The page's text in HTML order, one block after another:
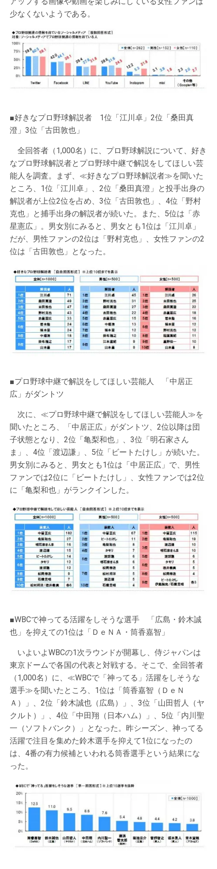
少なくないようである。
■好きなプロ野球解説者 1位「江川卓」2位「桑田真
澄」3位「古田敦也」
全回答者（1,000名）に、プロ野球解説について、好き
なプロ野球解説者とプロ野球中継で解説をしてほしい芸
能人を調査。まず、≪好きなプロ野球解説者≫を聞いた
ところ、1位「江川卓」、2位「桑田真澄」と投手出身の
解説者が上位2位を占め、3位「古田敦也」、4位「野村
克也」と捕手出身の解説者が続いた。また、5位は「赤
星憲広」。男女別にみると、男女とも1位は「江川卓」
だが、男性ファンの2位は「野村克也」、女性ファンの2
位は「古田敦也」となった。
■プロ野球中継で解説をしてほしい芸能人 「中居正
広」がダントツ
次に、≪プロ野球中継で解説をしてほしい芸能人≫を
聞いたところ、「中居正広」がダントツ、2位以降は団
子状態となり、2位「亀梨和也」、3位「明石家さん
ま」、4位「渡辺謙」、5位「ビートたけし」が続いた。
男女別にみると、男女とも1位は「中居正広」で、男性
ファンでは2位に「ビートたけし」、女性ファンでは2位
に「亀梨和也」がランクインした。
■WBCで神ってる活躍をしそうな選手 「広島・鈴木誠
也」を抑えての1位は「ＤｅＮＡ・筒香嘉智」
いよいよWBCの1次ラウンドが開幕し、侍ジャパンは
東京ドームで各国の代表と対戦する。そこで、全回答者
（1,000名）に、≪WBCで「神ってる」活躍をしそうな
選手≫を聞いたところ、1位は「筒香嘉智（ＤｅＮ
Ａ）」、2位「鈴木誠也（広島）」、3位「山田哲人（ヤ
クルト）」、4位「中田翔（日本ハム）」、5位「内川聖
一（ソフトバンク）」となった。昨シーズン、神ってる
活躍で注目を集めた鈴木選手を抑えて1位になったの
は、4番の有力候補といわれる筒香選手という結果にな
った。